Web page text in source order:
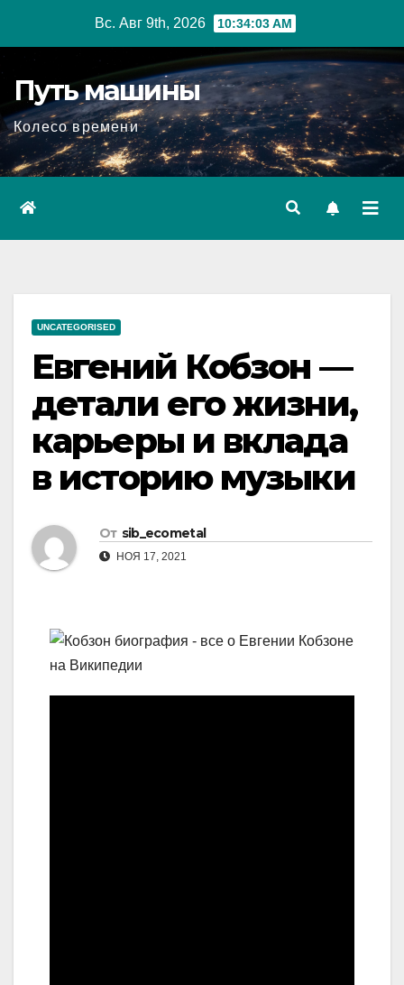
Вс. Авг 9th, 2026 10:34:04 AM
Путь машины
Колесо времени
UNCATEGORISED
Евгений Кобзон —
детали его жизни,
карьеры и вклада
в историю музыки
От sib_ecometal
НОЯ 17, 2021